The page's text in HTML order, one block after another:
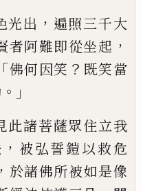
光出 ， 遍照三千大
者阿難即從坐起 ，
佛何因笑 ？ 既笑當
。」
此諸菩薩眾住立我
， 被弘誓鎧以救危
， 於諸佛所被如是像